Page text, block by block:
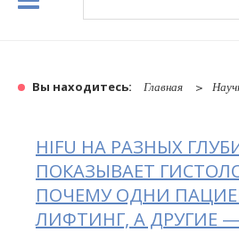
Вы находитесь: Главная
HIFU НА РАЗНЫХ
ПОКАЗЫВАЕТ
ПОЧЕМУ ОДНИ
ЛИФТИНГ, А ДРУГИЕ